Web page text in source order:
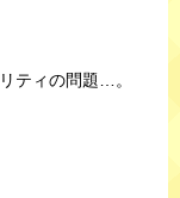
ティの問題…。